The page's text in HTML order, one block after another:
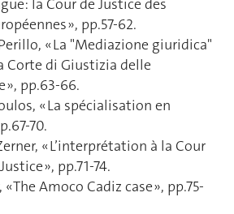
la Cour de Justice des
», pp.57-62.
« La "Mediazione giuridica"
Corte di Giustizia delle
», pp.63-66.
« La spécialisation en
70.
« L’interprétation à la Cour
», pp.71-74.
The Amoco Cadiz case », pp.75-